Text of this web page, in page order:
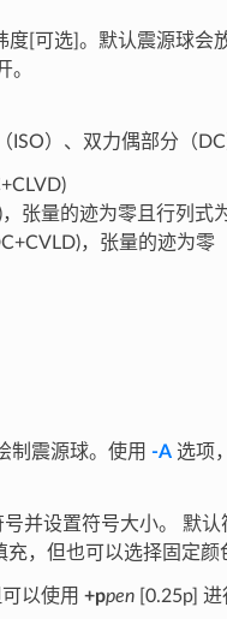
度[可选]。默认震源球会
。
）、双力偶部分（
张量的迹为零且行列式
，张量的迹为零
制震源球。使用 -A选项
并设置符号大小。 默
，但也可以选择固定颜
以使用 +ppen[0.25p] 进